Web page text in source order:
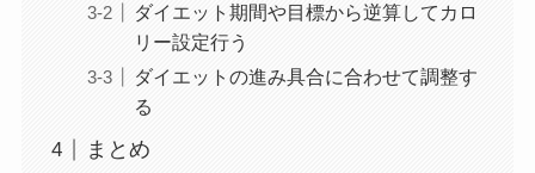
ダイエット期間や目標から逆算してカロ
リー設定行う
ダイエットの進み具合に合わせて調整す
る
まとめ